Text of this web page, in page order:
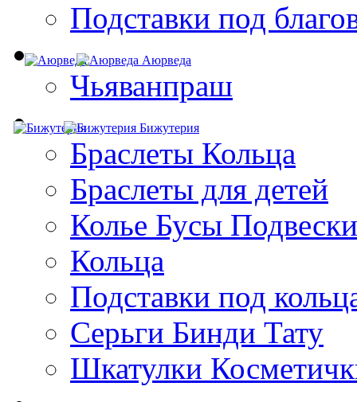
Подставки под
Аюрведа
Чьяванпраш
Бижутерия
Браслеты Кольца
Браслеты для детей
Колье Бусы Подвески
Кольца
Подставки под
Серьги Бинди Тату
Шкатулки